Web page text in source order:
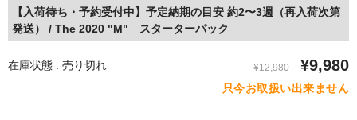
【入荷待ち・予約受付中】予定納期の目安 約2〜3週（再入荷次第
発送） / The 2020 "M" スターターパック
在庫状態 : 売り切れ ¥12,980 ¥9,980
只今お取扱い出来ません